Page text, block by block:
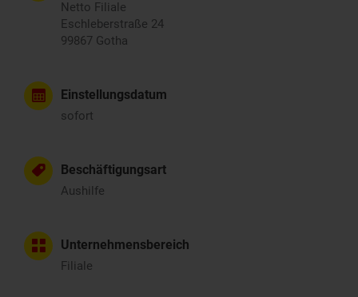
Netto Filiale
Eschleberstraße 24
99867 Gotha
Einstellungsdatum
sofort
Beschäftigungsart
Aushilfe
Unternehmensbereich
Filiale